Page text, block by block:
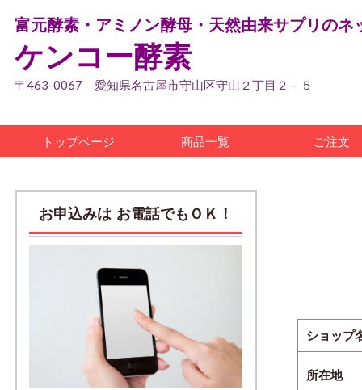
富元酵素・アミノン酵母・天然由来サプリのネ
ケンコー酵素
〒463-0067 愛知県名古屋市守山区守山２丁目２－５
トップページ 商品一覧 ご注文
ショップ
所在地
お申込みは お電話でもＯＫ！